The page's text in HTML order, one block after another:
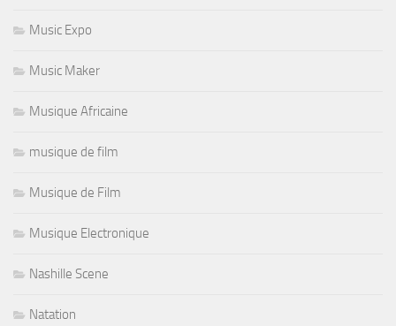
Music Expo
Music Maker
Musique Africaine
musique de film
Musique de Film
Musique Electronique
Nashille Scene
Natation